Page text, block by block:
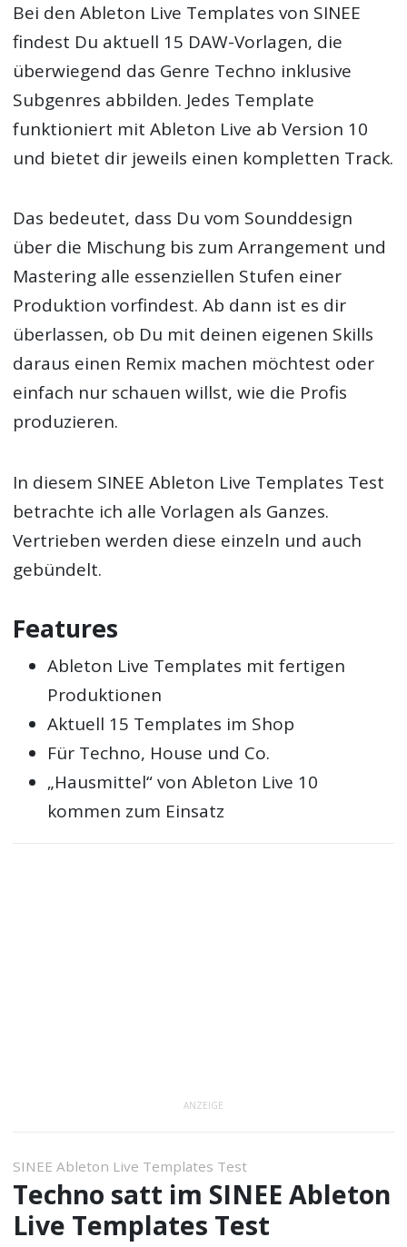
Bei den Ableton Live Templates von SINEE
findest Du aktuell 15 DAW-Vorlagen, die
überwiegend das Genre Techno inklusive
Subgenres abbilden. Jedes Template
funktioniert mit Ableton Live ab Version 10
und bietet dir jeweils einen kompletten Track.
Das bedeutet, dass Du vom Sounddesign
über die Mischung bis zum Arrangement und
Mastering alle essenziellen Stufen einer
Produktion vorfindest. Ab dann ist es dir
überlassen, ob Du mit deinen eigenen Skills
daraus einen Remix machen möchtest oder
einfach nur schauen willst, wie die Profis
produzieren.
In diesem SINEE Ableton Live Templates Test
betrachte ich alle Vorlagen als Ganzes.
Vertrieben werden diese einzeln und auch
gebündelt.
Features
Ableton Live Templates mit fertigen
Produktionen
Aktuell 15 Templates im Shop
Für Techno, House und Co.
„Hausmittel“ von Ableton Live 10
kommen zum Einsatz
ANZEIGE
SINEE Ableton Live Templates Test
Techno satt im SINEE Ableton
Live Templates Test